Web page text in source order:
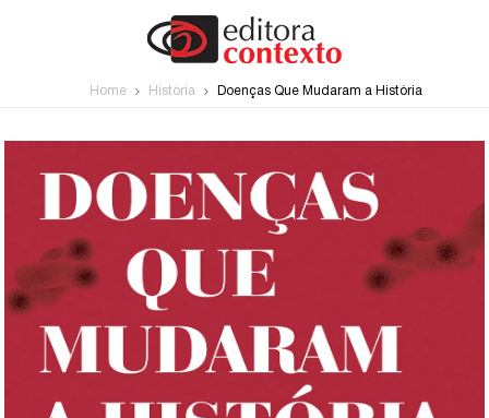
Home História Doenças Que Mudaram a História